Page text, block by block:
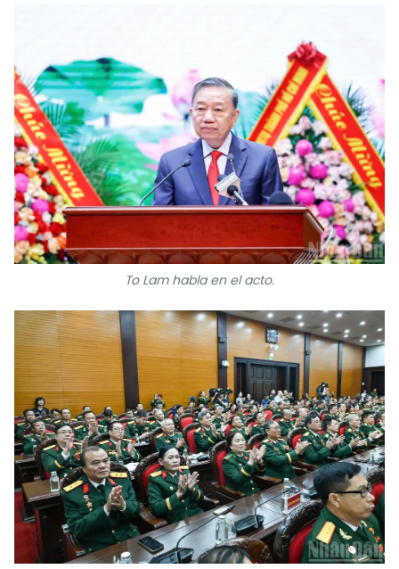
To Lam habla en el acto.